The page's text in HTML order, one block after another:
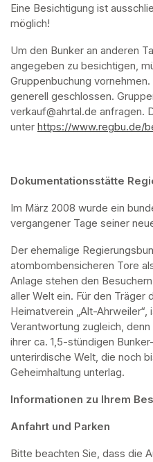
Eine Besichtigung ist
möglich!
Um den Bunker an anderen
angegeben zu besichtigen,
Gruppenbuchung
generell geschlossen.
verkauf@ahrtal.de anfragen.
unter https://www.regbu.de/
Dokumentationsstätte
Im März 2008 wurde ein
vergangener Tage seiner
Der ehemalige
atombombensicheren Tore
Anlage stehen den
aller Welt ein. Für den
Heimatverein „Alt-
Verantwortung zugleich,
ihrer ca. 1,5-stündigen
unterirdische Welt, die noch
Geheimhaltung unterlag.
Informationen zu Ihrem
Anfahrt und Parken
Bitte beachten Sie, dass die